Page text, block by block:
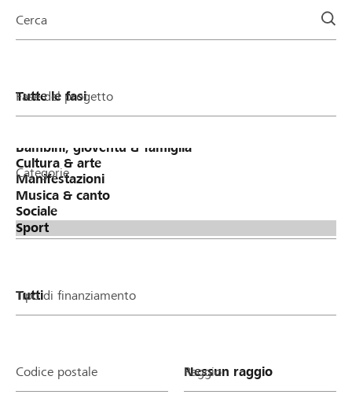
della
Cerca
Fase del progetto
Categorie
Tipo di finanziamento
Codice postale Raggio